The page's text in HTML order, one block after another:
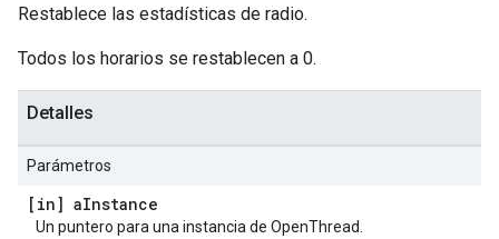
Restablece las estadísticas de radio.
Todos los horarios se restablecen a 0.
Detalles
Parámetros
[in] aInstance
Un puntero para una instancia de OpenThread.